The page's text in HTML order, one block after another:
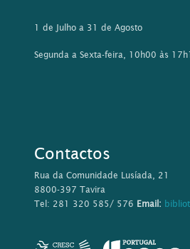
1 de Julho a 31 de Agosto
Segunda a Sexta-feira, 10h00 às
Contactos
Rua da Comunidade Lusíada, 21
8800-397 Tavira
Tel: 281 320 585/ 576 Email: